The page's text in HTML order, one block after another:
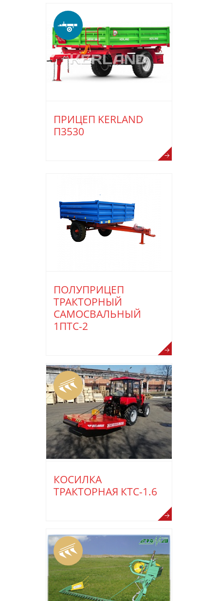
ПРИЦЕП KERLAND
П3530
ПОЛУПРИЦЕП
ТРАКТОРНЫЙ
САМОСВАЛЬНЫЙ
1ПТС-2
КОСИЛКА
ТРАКТОРНАЯ КТС-1.6